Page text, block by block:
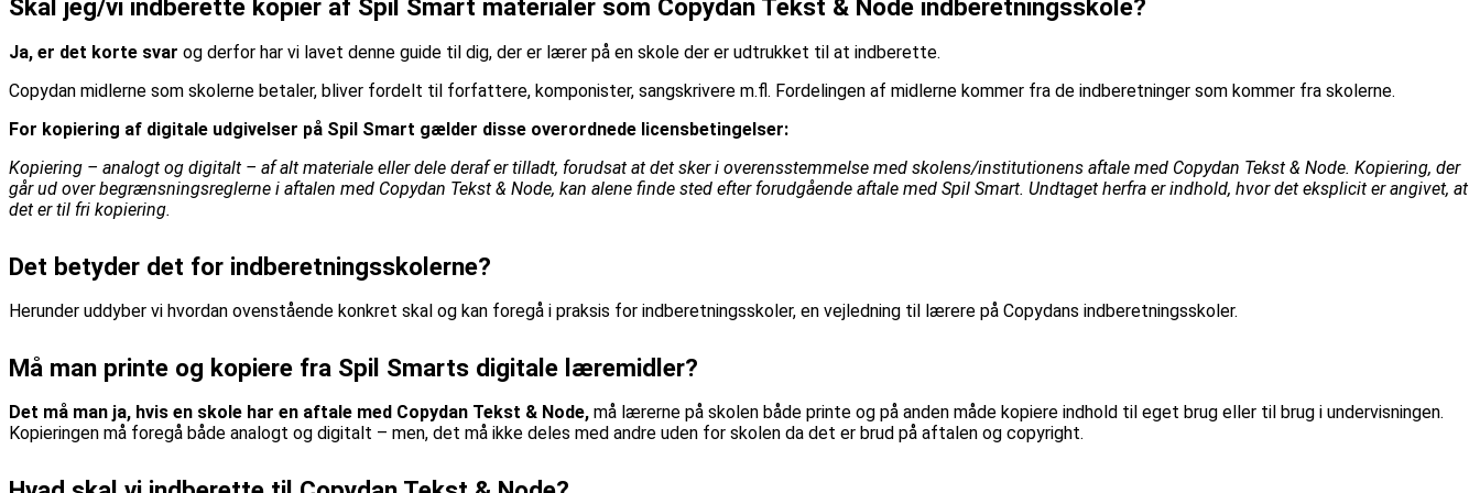
Skal jeg/vi indberette kopier af Spil Smart materialer som Copydan Tekst & Node indberetningsskole?
Ja, er det korte svar og derfor har vi lavet denne guide til dig, der er lærer på en skole der er udtrukket til at indberette.
Copydan midlerne som skolerne betaler, bliver fordelt til forfattere, komponister, sangskrivere m.fl. Fordelingen af midlerne kommer fra de indberetninger som kommer fra skolerne.
For kopiering af digitale udgivelser på Spil Smart gælder disse overordnede licensbetingelser:
Kopiering – analogt og digitalt – af alt materiale eller dele deraf er tilladt, forudsat at det sker i overensstemmelse med skolens/institutionens aftale med Copydan Tekst & Node. Kopiering, der
går ud over begrænsningsreglerne i aftalen med Copydan Tekst & Node, kan alene finde sted efter forudgående aftale med Spil Smart. Undtaget herfra er indhold, hvor det eksplicit er angivet, at
det er til fri kopiering.
Det betyder det for indberetningsskolerne?
Herunder uddyber vi hvordan ovenstående konkret skal og kan foregå i praksis for indberetningsskoler, en vejledning til lærere på Copydans indberetningsskoler.
Må man printe og kopiere fra Spil Smarts digitale læremidler?
Det må man ja, hvis en skole har en aftale med Copydan Tekst & Node, må lærerne på skolen både printe og på anden måde kopiere indhold til eget brug eller til brug i undervisningen.
Kopieringen må foregå både analogt og digitalt – men, det må ikke deles med andre uden for skolen da det er brud på aftalen og copyright.